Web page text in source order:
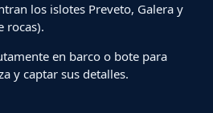
los islotes Preveto, Galera y
rocas).
en barco o bote para
y captar sus detalles.